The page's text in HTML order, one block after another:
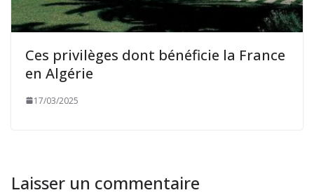
Ces privilèges dont bénéficie la France
en Algérie
17/03/2025
Laisser un commentaire